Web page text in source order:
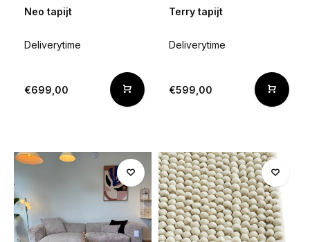
Neo tapijt
Deliverytime
€699,00
Terry tapijt
Deliverytime
€599,00